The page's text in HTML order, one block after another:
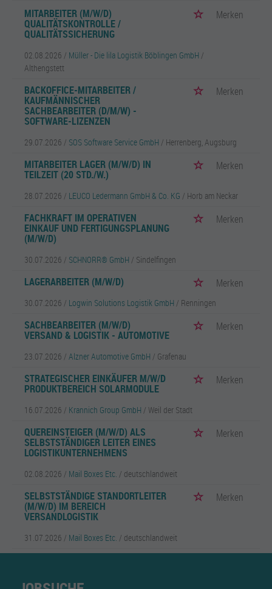
MITARBEITER (M/W/D)
QUALITÄTSKONTROLLE /
QUALITÄTSSICHERUNG
Merken
02.08.2026 / Müller - Die lila Logistik Böblingen GmbH /
Althengstett
BACKOFFICE-MITARBEITER /
KAUFMÄNNISCHER
SACHBEARBEITER (D/M/W) -
SOFTWARE-LIZENZEN
Merken
29.07.2026 / SOS Software Service GmbH / Herrenberg, Augsburg
MITARBEITER LAGER (M/W/D) IN
TEILZEIT (20 STD./W.)
Merken
28.07.2026 / LEUCO Ledermann GmbH & Co. KG / Horb am Neckar
FACHKRAFT IM OPERATIVEN
EINKAUF UND FERTIGUNGSPLANUNG
(M/W/D)
Merken
30.07.2026 / SCHNORR® GmbH / Sindelfingen
LAGERARBEITER (M/W/D) Merken
30.07.2026 / Logwin Solutions Logistik GmbH / Renningen
SACHBEARBEITER (M/W/D)
VERSAND & LOGISTIK - AUTOMOTIVE
Merken
23.07.2026 / Alzner Automotive GmbH / Grafenau
STRATEGISCHER EINKÄUFER M/W/D
PRODUKTBEREICH SOLARMODULE
Merken
16.07.2026 / Krannich Group GmbH / Weil der Stadt
QUEREINSTEIGER (M/W/D) ALS
SELBSTSTÄNDIGER LEITER EINES
LOGISTIKUNTERNEHMENS
Merken
02.08.2026 / Mail Boxes Etc. / deutschlandweit
SELBSTSTÄNDIGE STANDORTLEITER
(M/W/D) IM BEREICH
VERSANDLOGISTIK
Merken
31.07.2026 / Mail Boxes Etc. / deutschlandweit